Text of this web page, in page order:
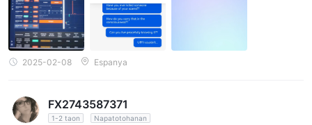
2025-02-08 Espanya
FX2743587371
1-2 taon Napatotohanan